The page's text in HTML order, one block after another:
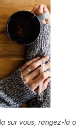
sur vous, rangez-la